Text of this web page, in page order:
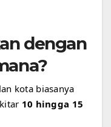
dengan
kota biasanya
10 hingga 15